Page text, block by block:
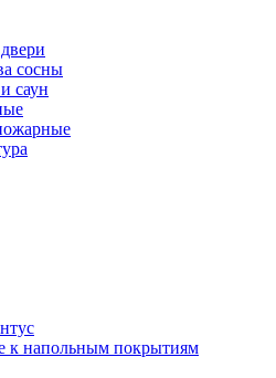
сосны
саун
к напольным покрытиям